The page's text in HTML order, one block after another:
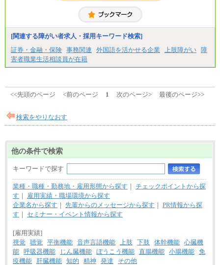
[関連する障がい者求人・採用キーワード検索]
証券・金融・保険 事務関連 外国語を活かせる企業 上肢障がい 障
害者職業生活相談員が在籍
<<先頭のページ <前のページ 1 次のページ> 最後のページ>>
検索をやりなおす
他の条件で検索
キーワードで探す
業種・職種・勤務地・雇用形態から探す ｜ チェックポイントから探
す ｜
雇用実績・職場環境から探す
企業名から探す ｜ 先輩からのメッセージから探す ｜ PR情報から探
す ｜ セミナー・イベント情報から探す
[雇用実績]
視覚
聴覚 平衡機能 音声言語機能 上肢 下肢 体幹機能 心臓機
能 呼吸器機能 じん臓機能 ぼうこう機能 直腸機能 小腸機能 免
疫機能
肝臓機能 知的 精神 発達 その他